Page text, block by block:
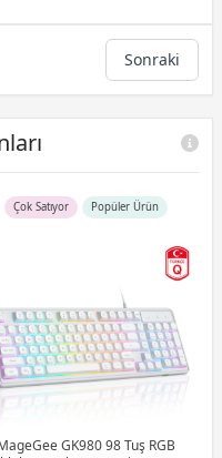
Sonraki
Çok Satıyor Popüler Ürün
GK980 98 Tuş RGB